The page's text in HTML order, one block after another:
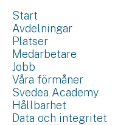
Start
Avdelningar
Platser
Medarbetare
Jobb
Våra förmåner
Svedea Academy
Hållbarhet
Data och integritet